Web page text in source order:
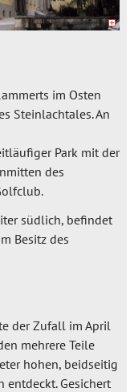
im Osten
Steinlachtales. An
Park mit der
des
südlich, befindet
Besitz des
der Zufall im April
mehrere Teile
hohen, beidseitig
entdeckt. Gesichert